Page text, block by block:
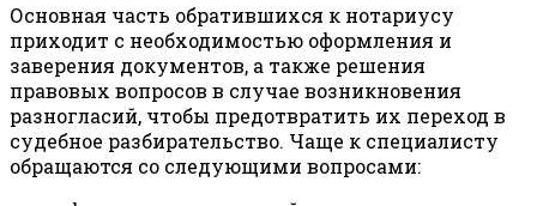
Основная часть обратившихся к нотариусу
приходит с необходимостью оформления и
заверения документов, а также решения
правовых вопросов в случае возникновения
разногласий, чтобы предотвратить их переход в
судебное разбирательство. Чаще к специалисту
обращаются со следующими вопросами: